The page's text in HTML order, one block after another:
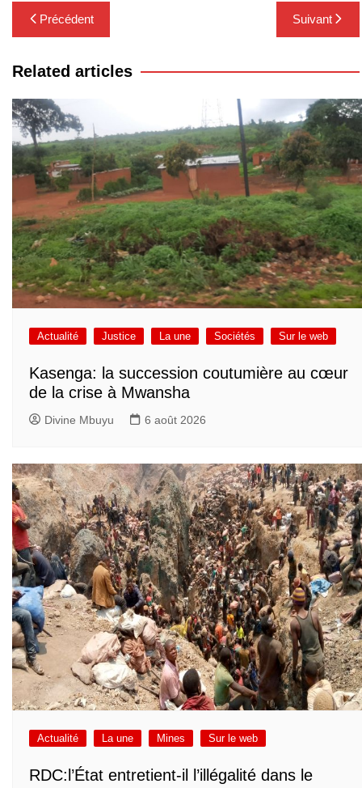
Navigation
de
l’article
Précédent Suivant
Related articles
Actualité Justice La une Sociétés Sur le web
Kasenga: la succession coutumière au cœur
de la crise à Mwansha
Divine Mbuyu 6 août 2026
Actualité La une Mines Sur le web
RDC:l’État entretient-il l’illégalité dans le